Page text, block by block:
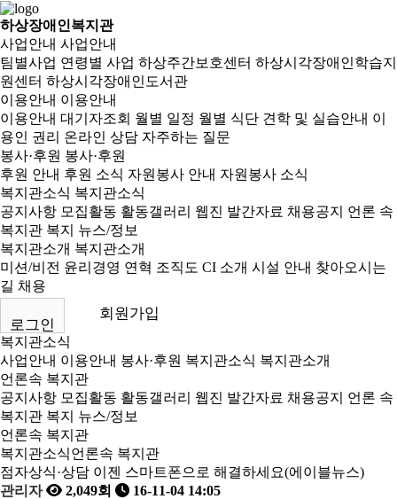
하상장애인복지관
사업안내 사업안내
팀별사업 연령별 사업 하상주간보호센터 하상시각장애인학습지
원센터 하상시각장애인도서관
이용안내 이용안내
이용안내 대기자조회 월별 일정 월별 식단 견학 및 실습안내 이
용인 권리 온라인 상담 자주하는 질문
봉사·후원 봉사·후원
후원 안내 후원 소식 자원봉사 안내 자원봉사 소식
복지관소식 복지관소식
공지사항 모집활동 활동갤러리 웹진 발간자료 채용공지
언론 속
복지관 복지 뉴스/정보
복지관소개 복지관소개
미션/비전 윤리경영 연혁 조직도 CI 소개 시설 안내 찾아오시는
길 채용
로그인
회원가입
복지관소식
사업안내 이용안내 봉사·후원 복지관소식 복지관소개
언론속 복지관
공지사항 모집활동 활동갤러리 웹진 발간자료 채용공지
언론 속
복지관 복지 뉴스/정보
언론속 복지관
복지관소식언론속 복지관
점자상식·상담 이젠 스마트폰으로 해결하세요(에이블뉴스)
관리자
2,049회
16-11-04 14:05